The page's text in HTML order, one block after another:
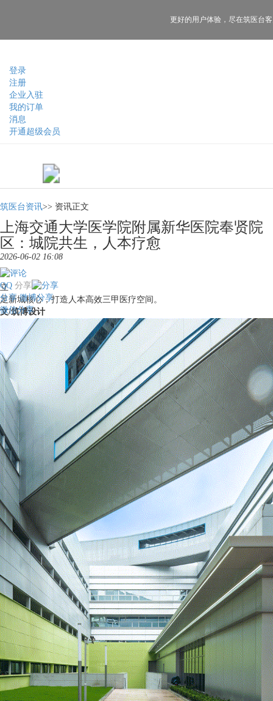
登录
注册
企业入驻
我的订单
消息
开通超级会员
更好的用户体验， 尽在筑医台
筑医台资讯>> 资讯正文
上海交通大学医学院附属新华医院奉贤院
区：城院共生，人本疗愈
2026-06-02 16:08
分享
QQ
分享 微博分享
微信分享
立
足新城核心，打造人本高效三甲医疗空间。
文/筑博设计